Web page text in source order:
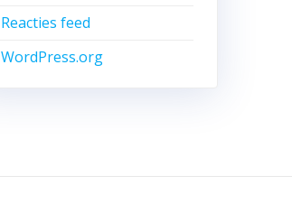
Reacties feed
WordPress.org